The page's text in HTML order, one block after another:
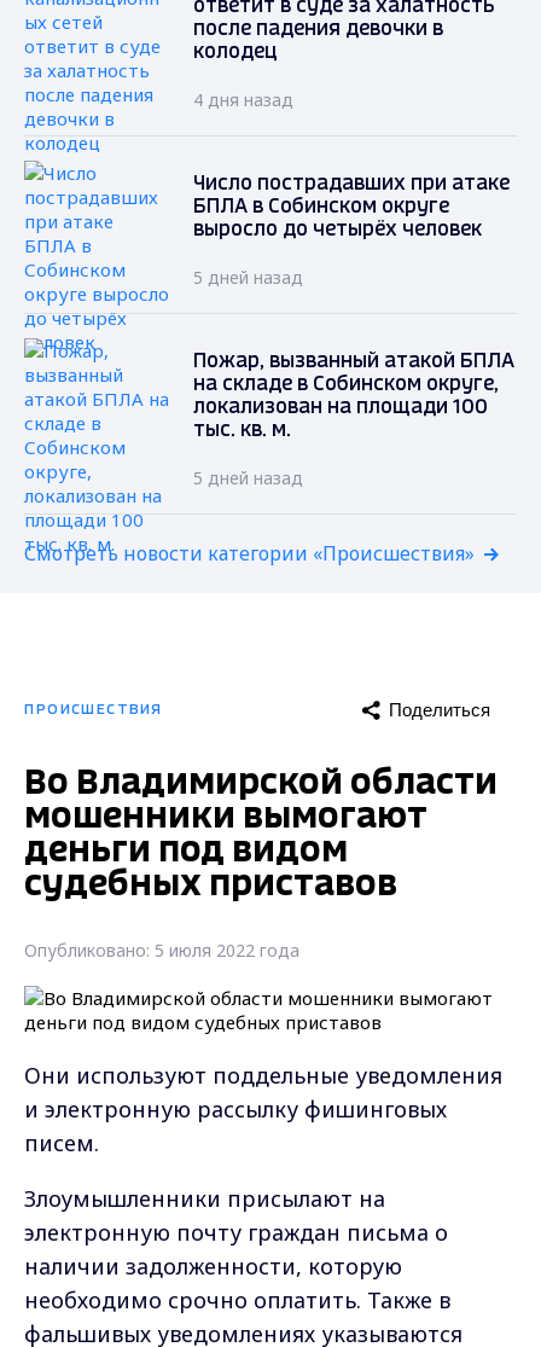
ответит в суде за халатность
после падения девочки в
колодец
4 дня назад
Число пострадавших при атаке
БПЛА в Собинском округе
выросло до четырёх человек
5 дней назад
Пожар, вызванный атакой БПЛА
на складе в Собинском округе,
локализован на площади 100
тыс. кв. м.
5 дней назад
Смотреть новости категории «Происшествия»
ПРОИСШЕСТВИЯ Поделиться
Во Владимирской области
мошенники вымогают
деньги под видом
судебных приставов
Опубликовано: 5 июля 2022 года
Они используют поддельные уведомления
и электронную рассылку фишинговых
писем.
Злоумышленники присылают на
электронную почту граждан письма о
наличии задолженности, которую
необходимо срочно оплатить. Также в
фальшивых уведомлениях указываются